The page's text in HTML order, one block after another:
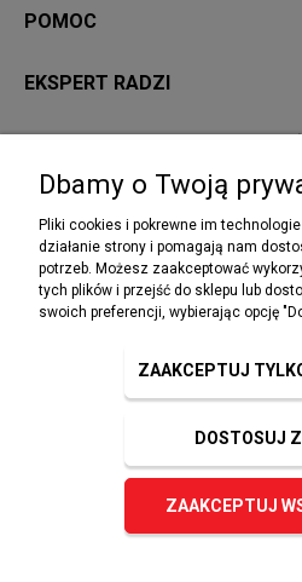
POMOC
EKSPERT RADZI
NEWSLETTER
Podaj swój adres e-mail, jeżeli
ZAPISZ SIĘ
Dbamy o Twoją
Pliki cookies i pokrewne im
działanie strony i pomagają nam
potrzeb. Możesz zaakceptować
tych plików i przejść do sklepu lub
swoich preferencji, wybierając opcję
ZAAKCEPTUJ
DOSTOSUJ
ZAAKCEPTUJ